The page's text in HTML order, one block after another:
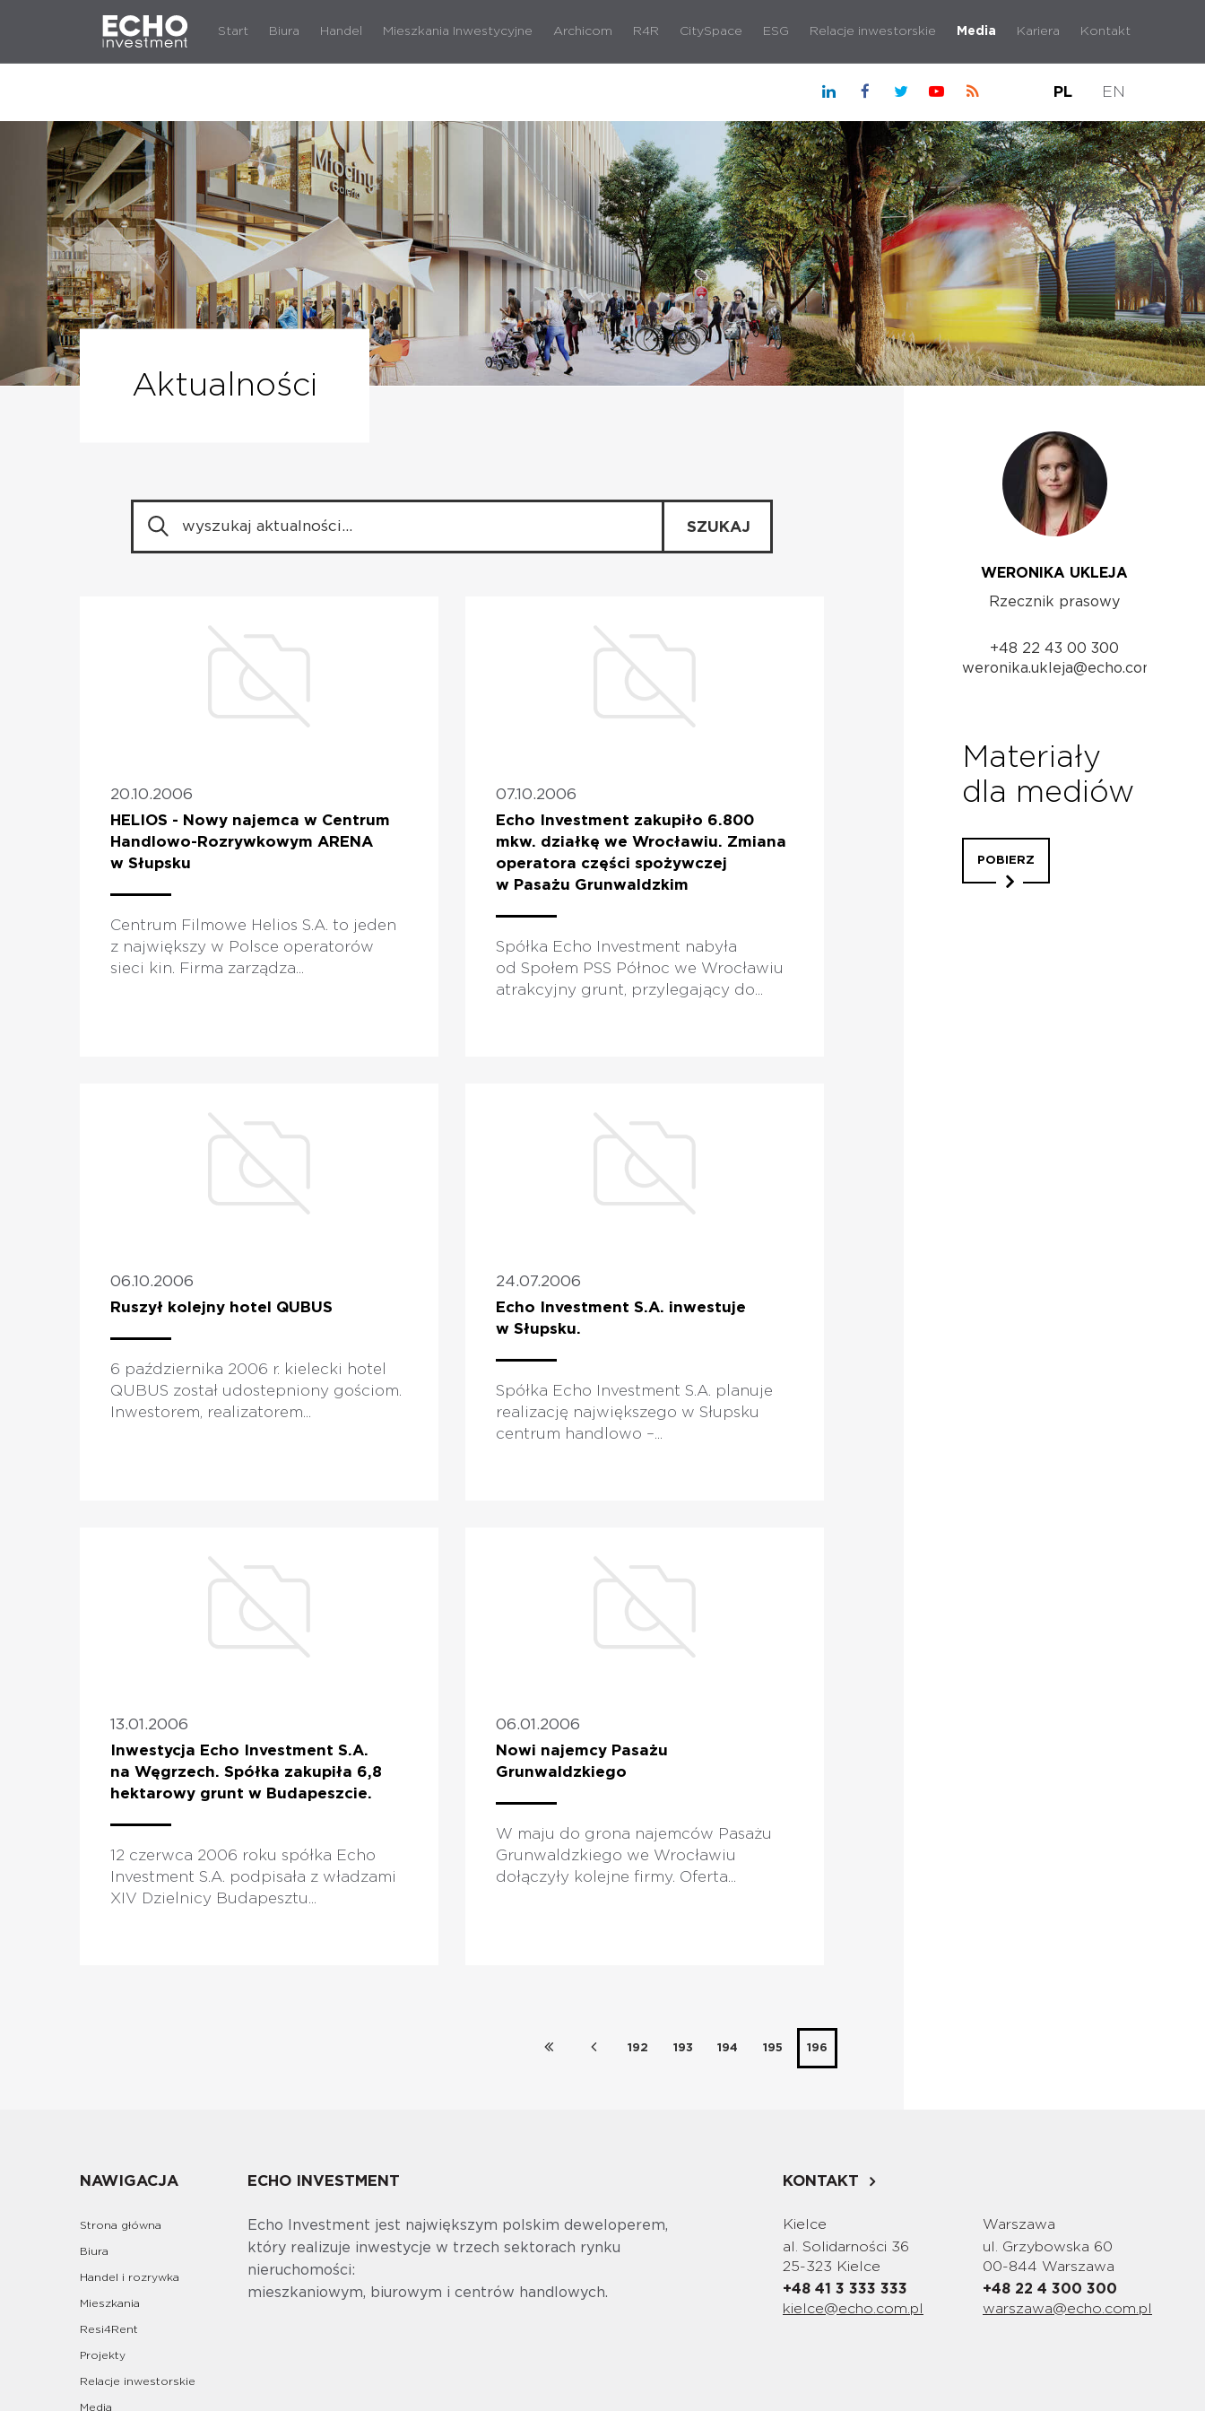
Start Biura Handel Mieszkania Inwestycyjne Archicom R4R CitySpace ESG Relacje inwestorskie Media Kariera Kontakt
PL EN
Aktualności
SZUKAJ
20.10.2006
HELIOS - Nowy najemca w Centrum
Handlowo-Rozrywkowym ARENA
w Słupsku
Centrum Filmowe Helios S.A. to jeden
z największy w Polsce operatorów
sieci kin. Firma zarządza...
07.10.2006
Echo Investment zakupiło 6.800
mkw. działkę we Wrocławiu. Zmiana
operatora części spożywczej
w Pasażu Grunwaldzkim
Spółka Echo Investment nabyła
od Społem PSS Północ we Wrocławiu
atrakcyjny grunt, przylegający do...
06.10.2006
Ruszył kolejny hotel QUBUS
6 października 2006 r. kielecki hotel
QUBUS został udostepniony gościom.
Inwestorem, realizatorem...
24.07.2006
Echo Investment S.A. inwestuje
w Słupsku.
Spółka Echo Investment S.A. planuje
realizację największego w Słupsku
centrum handlowo –...
13.01.2006
Inwestycja Echo Investment S.A.
na Węgrzech. Spółka zakupiła 6,8
hektarowy grunt w Budapeszcie.
12 czerwca 2006 roku spółka Echo
Investment S.A. podpisała z władzami
XIV Dzielnicy Budapesztu...
06.01.2006
Nowi najemcy Pasażu
Grunwaldzkiego
W maju do grona najemców Pasażu
Grunwaldzkiego we Wrocławiu
dołączyły kolejne firmy. Oferta...
192 193 194 195 196
WERONIKA UKLEJA
Rzecznik prasowy
+48 22 43 00 300
weronika.ukleja@echo.com.pl
Materiały
dla mediów
POBIERZ
NAWIGACJA
Strona główna
Biura
Handel i rozrywka
Mieszkania
Resi4Rent
Projekty
Relacje inwestorskie
Media
ECHO INVESTMENT
Echo Investment jest największym polskim deweloperem,
który realizuje inwestycje w trzech sektorach rynku
nieruchomości:
mieszkaniowym, biurowym i centrów handlowych.
KONTAKT
Kielce
al. Solidarności 36
25-323 Kielce
+48 41 3 333 333
kielce@echo.com.pl
Warszawa
ul. Grzybowska 60
00-844 Warszawa
+48 22 4 300 300
warszawa@echo.com.pl